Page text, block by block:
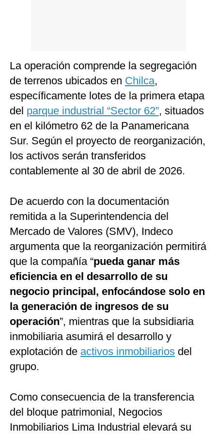
La operación comprende la segregación
de terrenos ubicados en Chilca,
específicamente lotes de la primera etapa
del parque industrial “Sector 62”, situados
en el kilómetro 62 de la Panamericana
Sur. Según el proyecto de reorganización,
los activos serán transferidos
contablemente al 30 de abril de 2026.
De acuerdo con la documentación
remitida a la Superintendencia del
Mercado de Valores (SMV), Indeco
argumenta que la reorganización permitirá
que la compañía “pueda ganar más
eficiencia en el desarrollo de su
negocio principal, enfocándose solo en
la generación de ingresos de su
operación”, mientras que la subsidiaria
inmobiliaria asumirá el desarrollo y
explotación de activos inmobiliarios del
grupo.
Como consecuencia de la transferencia
del bloque patrimonial, Negocios
Inmobiliarios Lima Industrial elevará su